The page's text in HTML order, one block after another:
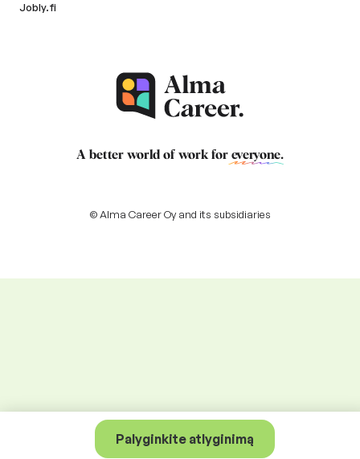
Palyginkite atlyginimą
Jobly.fi
A better world of work for everyone.
© Alma Career Oy and its subsidiaries